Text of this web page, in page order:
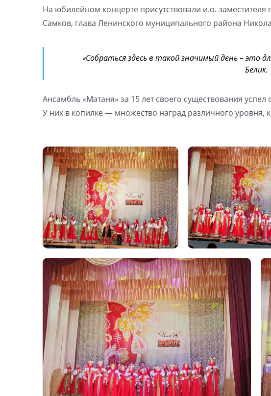
На юбилейном концерте присутствовали и.о. заместителя
Самков, глава Ленинского муниципального района
«Собраться здесь в такой значимый день – это
Белик.
Ансамбль «Матаня» за 15 лет своего существования
У них в копилке — множество наград различного уровня,